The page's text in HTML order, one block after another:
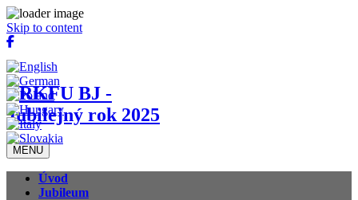
Skip to content
Rímskokatolícka farnosť sv. Egídia v Bardejove
MENU
Úvod
Jubileum